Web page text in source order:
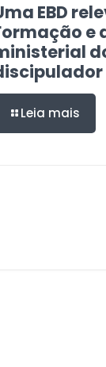
EBD
e
Leia mais